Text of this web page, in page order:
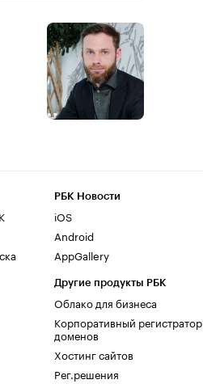
РБК Новости
iOS
Android
AppGallery
Другие продукты РБК
Облако для бизнеса
Корпоративный регистратор
доменов
Хостинг сайтов
Рег.решения